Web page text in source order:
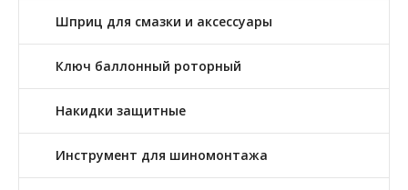
Шприц для смазки и аксессуары
Ключ баллонный роторный
Накидки защитные
Инструмент для шиномонтажа